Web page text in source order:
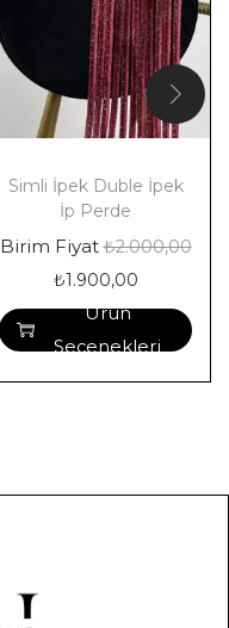
Simli İpek Duble İpek
İp Perde
Birim Fiyat₺2.000,00
₺1.900,00
Ürün
Seçenekleri